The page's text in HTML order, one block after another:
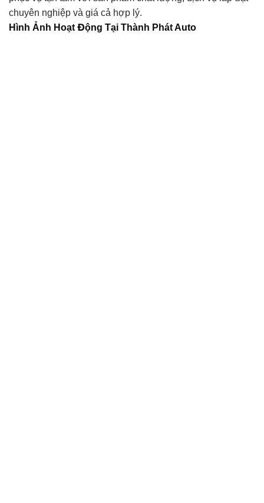
chuyên nghiệp và giá cả hợp lý.
Hình Ảnh Hoạt Động Tại Thành Phát Auto